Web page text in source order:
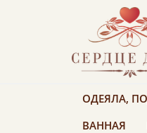
ОДЕЯЛА,
ВАННАЯ